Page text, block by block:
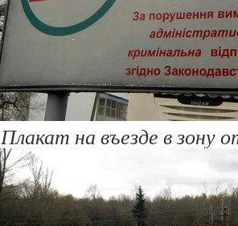
Плакат на въезде в зону